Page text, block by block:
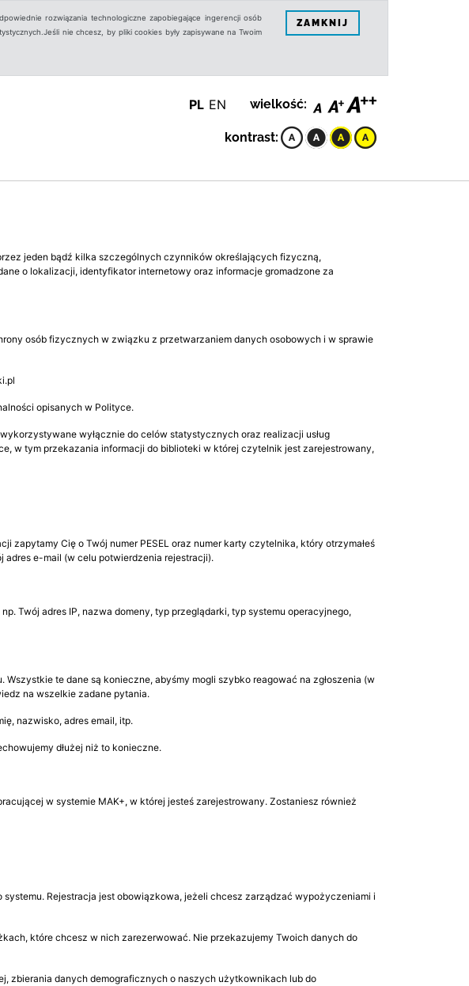
rozwiązania technologiczne zapobiegające ingerencji osób
nie chcesz, by pliki cookies były zapisywane na Twoim
ZAMKNIJ
PL EN wielkość:
kontrast:
jeden bądź kilka szczególnych czynników określających fizyczną,
o lokalizacji, identyfikator internetowy oraz informacje gromadzone za
osób fizycznych w związku z przetwarzaniem danych osobowych i w sprawie
opisanych w Polityce.
wyłącznie do celów statystycznych oraz realizacji usług
w tym przekazania informacji do biblioteki w której czytelnik jest zarejestrowany,
zapytamy Cię o Twój numer PESEL oraz numer karty czytelnika, który otrzymałeś
adres e-mail (w celu potwierdzenia rejestracji).
Twój adres IP, nazwa domeny, typ przeglądarki, typ systemu operacyjnego,
te dane są konieczne, abyśmy mogli szybko reagować na zgłoszenia (w
na wszelkie zadane pytania.
nazwisko, adres email, itp.
dłużej niż to konieczne.
w systemie MAK+, w której jesteś zarejestrowany. Zostaniesz również
Rejestracja jest obowiązkowa, jeżeli chcesz zarządzać wypożyczeniami i
które chcesz w nich zarezerwować. Nie przekazujemy Twoich danych do
zbierania danych demograficznych o naszych użytkownikach lub do